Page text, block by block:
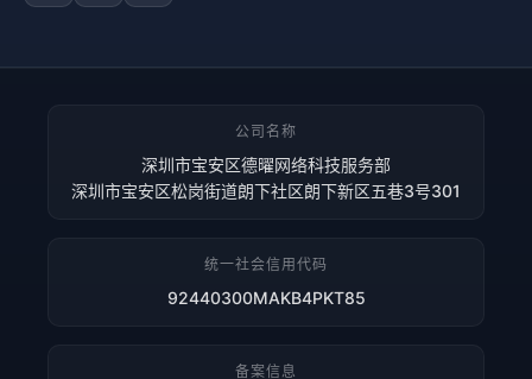
公司名称
深圳市宝安区德曜网络科技服务部
深圳市宝安区松岗街道朗下社区朗下新区五巷3号301
统一社会信用代码
92440300MAKB4PKT85
备案信息